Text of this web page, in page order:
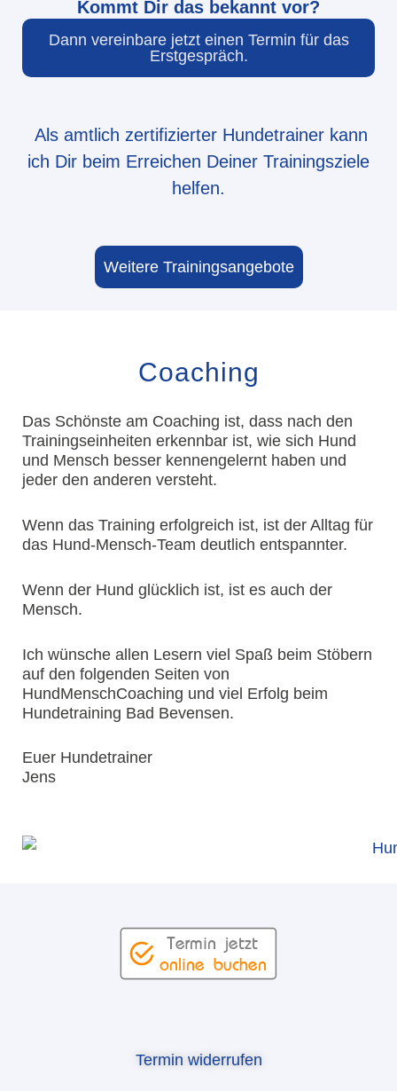
Kommt Dir das bekannt vor?
Dann vereinbare jetzt einen Termin für das
Erstgespräch.
Als amtlich zertifizierter Hundetrainer kann
ich Dir beim Erreichen Deiner Trainingsziele
helfen.
Weitere Trainingsangebote
Coaching
Das Schönste am Coaching ist, dass nach den
Trainingseinheiten erkennbar ist, wie sich Hund
und Mensch besser kennengelernt haben und
jeder den anderen versteht.
Wenn das Training erfolgreich ist, ist der Alltag für
das Hund-Mensch-Team deutlich entspannter.
Wenn der Hund glücklich ist, ist es auch der
Mensch.
Ich wünsche allen Lesern viel Spaß beim Stöbern
auf den folgenden Seiten von
HundMenschCoaching und viel Erfolg beim
Hundetraining Bad Bevensen.
Euer Hundetrainer
Jens
Termin widerrufen